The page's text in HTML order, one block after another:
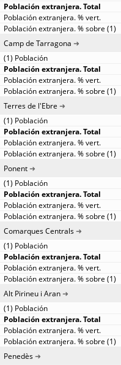
Camp de Tarragona
Terres de l'Ebre
Ponent
Comarques Centrals
Alt Pirineu i Aran
Penedès